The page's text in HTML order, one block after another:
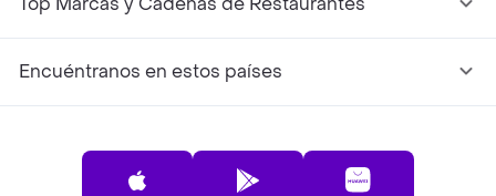
Encuéntranos en estos países